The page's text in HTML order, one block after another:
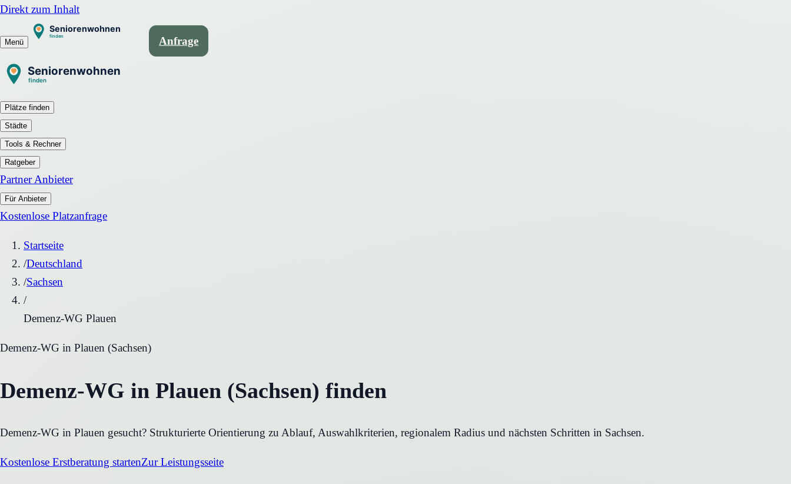
Direkt zum Inhalt
Menü Anfrage
Plätze finden
Städte
Tools & Rechner
Ratgeber
Partner Anbieter
Für Anbieter
Kostenlose Platzanfrage
Startseite
/Deutschland
/Sachsen
/
Demenz-WG Plauen
Demenz-WG in Plauen (Sachsen)
Demenz-WG in Plauen (Sachsen) finden
Demenz-WG in Plauen gesucht? Strukturierte Orientierung zu Ablauf, Auswahlkriterien, regionalem Radius und nächsten Schritten in Sachsen.
Kostenlose Erstberatung startenZur Leistungsseite